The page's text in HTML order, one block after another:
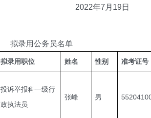
2022年7月19日
拟录用公务员名单
拟录用职位 姓名 性别 准考证号
投诉举报科一级行
政执法员
张峰 男